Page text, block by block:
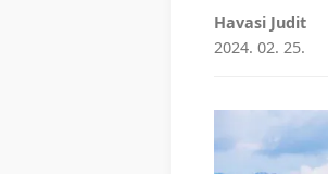
Havasi Judit
2024. 02. 25.